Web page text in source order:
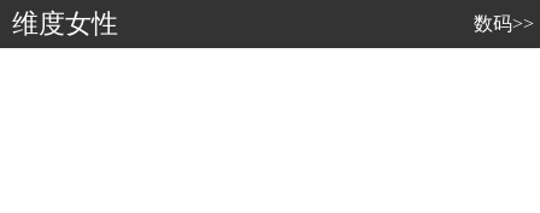
维度女性 数码>>